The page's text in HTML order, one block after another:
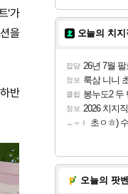
'가
을
반
오늘의 치지
잡담 26년 7월 팔로
정보 룩삼 니니
클립 봉누도2 두
정보 2026 치지
ㅗㅜㅑ 초ㅇㅎ)
오늘의 팟벤